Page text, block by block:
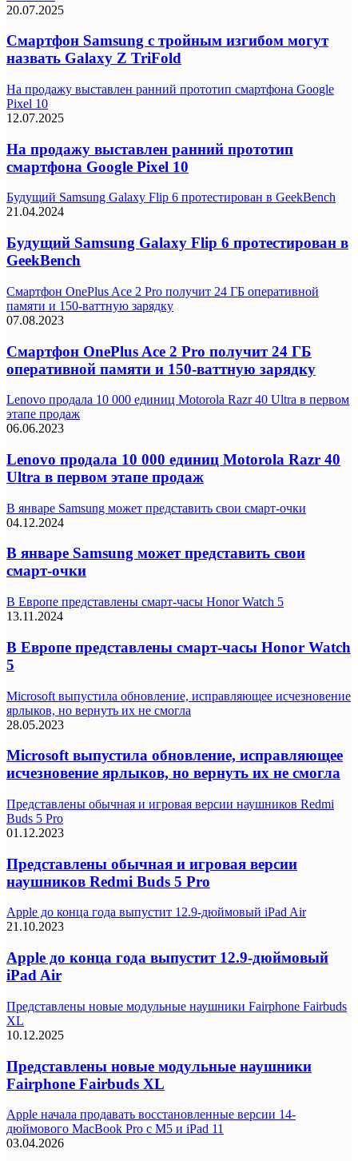
20.07.2025
Смартфон Samsung с тройным изгибом могут
назвать Galaxy Z TriFold
На продажу выставлен ранний прототип смартфона Google
Pixel 10
12.07.2025
На продажу выставлен ранний прототип
смартфона Google Pixel 10
Будущий Samsung Galaxy Flip 6 протестирован в GeekBench
21.04.2024
Будущий Samsung Galaxy Flip 6 протестирован в
GeekBench
Смартфон OnePlus Ace 2 Pro получит 24 ГБ оперативной
памяти и 150-ваттную зарядку
07.08.2023
Смартфон OnePlus Ace 2 Pro получит 24 ГБ
оперативной памяти и 150-ваттную зарядку
Lenovo продала 10 000 единиц Motorola Razr 40 Ultra в первом
этапе продаж
06.06.2023
Lenovo продала 10 000 единиц Motorola Razr 40
Ultra в первом этапе продаж
В январе Samsung может представить свои смарт-очки
04.12.2024
В январе Samsung может представить свои
смарт-очки
В Европе представлены смарт-часы Honor Watch 5
13.11.2024
В Европе представлены смарт-часы Honor Watch
5
Microsoft выпустила обновление, исправляющее исчезновение
ярлыков, но вернуть их не смогла
28.05.2023
Microsoft выпустила обновление, исправляющее
исчезновение ярлыков, но вернуть их не смогла
Представлены обычная и игровая версии наушников Redmi
Buds 5 Pro
01.12.2023
Представлены обычная и игровая версии
наушников Redmi Buds 5 Pro
Apple до конца года выпустит 12.9-дюймовый iPad Air
21.10.2023
Apple до конца года выпустит 12.9-дюймовый
iPad Air
Представлены новые модульные наушники Fairphone Fairbuds
XL
10.12.2025
Представлены новые модульные наушники
Fairphone Fairbuds XL
Apple начала продавать восстановленные версии 14-
дюймового MacBook Pro с M5 и iPad 11
03.04.2026